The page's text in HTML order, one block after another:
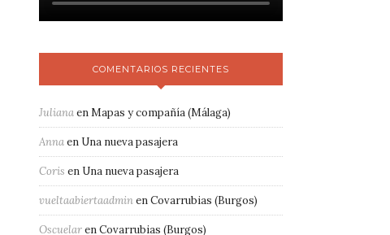
COMENTARIOS RECIENTES
JulianaenMapas y compañía (Málaga)
Annaen Una nueva pasajera
Coris en Una nueva pasajera
vueltaabiertaadminenCovarrubias (Burgos)
OscuelarenCovarrubias (Burgos)